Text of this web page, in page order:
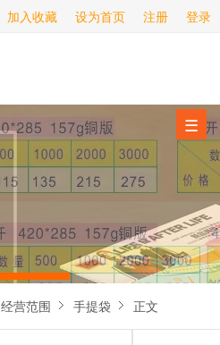
登录
注册
设为首页
加入收藏
☰
经营范围 手提袋 正文